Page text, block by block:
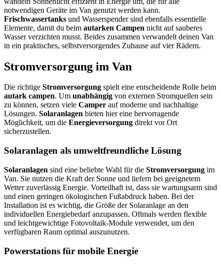
notwendigen Geräte im Van genutzt werden kann.
Frischwassertanks und Wasserspender sind ebenfalls essentielle
Elemente, damit du beim autarken Campen nicht auf sauberes
Wasser verzichten musst. Beides zusammen verwandelt deinen Van
in ein praktisches, selbstversorgendes Zuhause auf vier Rädern.
Stromversorgung im Van
Die richtige Stromversorgung spielt eine entscheidende Rolle beim
autark campen. Um unabhängig von externen Stromquellen sein
zu können, setzen viele Camper auf moderne und nachhaltige
Lösungen. Solaranlagen bieten hier eine hervorragende
Möglichkeit, um die Energieversorgung direkt vor Ort
sicherzustellen.
Solaranlagen als umweltfreundliche Lösung
Solaranlagen sind eine beliebte Wahl für die Stromversorgung im
Van. Sie nutzen die Kraft der Sonne und liefern bei geeignetem
Wetter zuverlässig Energie. Vorteilhaft ist, dass sie wartungsarm sind
und einen geringen ökologischen Fußabdruck haben. Bei der
Installation ist es wichtig, die Größe der Solaranlage an den
individuellen Energiebedarf anzupassen. Oftmals werden flexible
und leichtgewichtige Fotovoltaik-Module verwendet, um den
verfügbaren Raum optimal auszunutzen.
Powerstations für mobile Energie